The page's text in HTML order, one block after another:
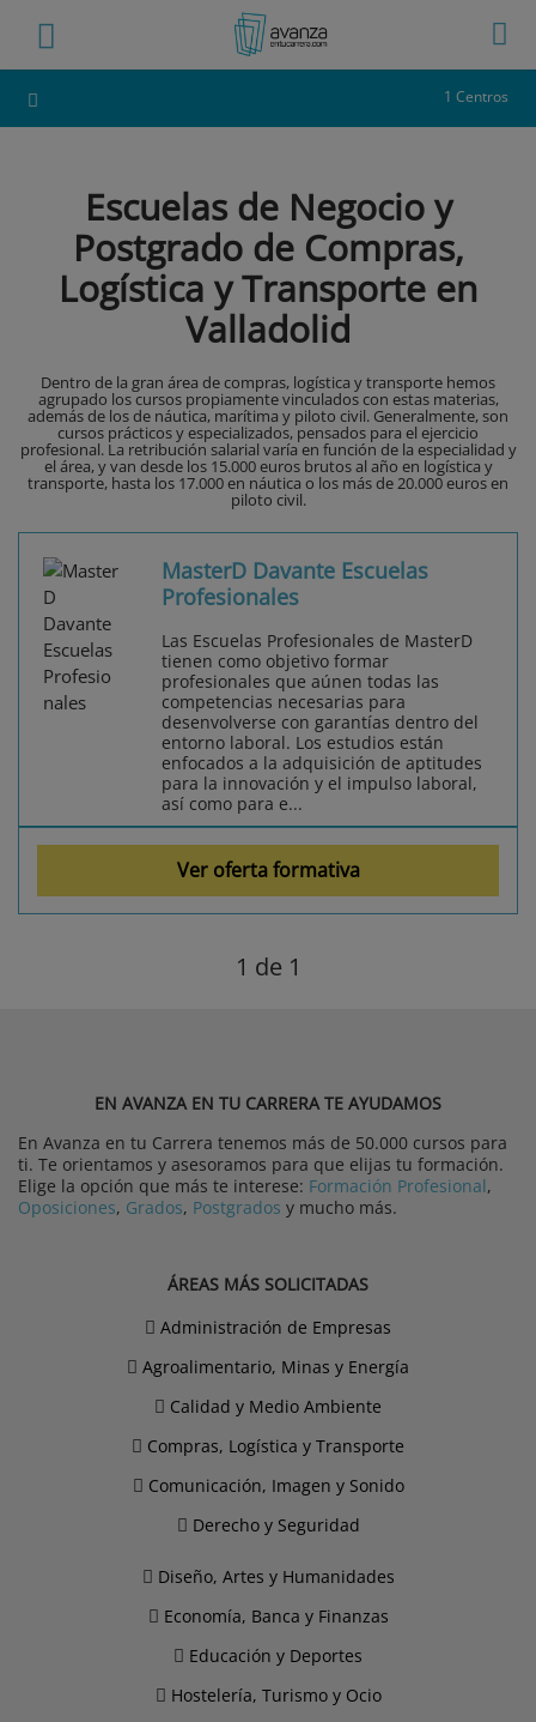
1 Centros
Escuelas de Negocio y
Postgrado de Compras,
Logística y Transporte en
Valladolid
Dentro de la gran área de compras, logística y transporte hemos
agrupado los cursos propiamente vinculados con estas materias,
además de los de náutica, marítima y piloto civil. Generalmente, son
cursos prácticos y especializados, pensados para el ejercicio
profesional. La retribución salarial varía en función de la especialidad y
el área, y van desde los 15.000 euros brutos al año en logística y
transporte, hasta los 17.000 en náutica o los más de 20.000 euros en
piloto civil.
MasterD Davante Escuelas
Profesionales
Las Escuelas Profesionales de MasterD
tienen como objetivo formar
profesionales que aúnen todas las
competencias necesarias para
desenvolverse con garantías dentro del
entorno laboral. Los estudios están
enfocados a la adquisición de aptitudes
para la innovación y el impulso laboral,
así como para e...
Ver oferta formativa
1 de 1
EN AVANZA EN TU CARRERA TE AYUDAMOS
En Avanza en tu Carrera tenemos más de 50.000 cursos para
ti. Te orientamos y asesoramos para que elijas tu formación.
Elige la opción que más te interese: Formación Profesional,
Oposiciones, Grados, Postgrados y mucho más.
ÁREAS MÁS SOLICITADAS
Administración de Empresas
Agroalimentario, Minas y Energía
Calidad y Medio Ambiente
Compras, Logística y Transporte
Comunicación, Imagen y Sonido
Derecho y Seguridad
Diseño, Artes y Humanidades
Economía, Banca y Finanzas
Educación y Deportes
Hostelería, Turismo y Ocio